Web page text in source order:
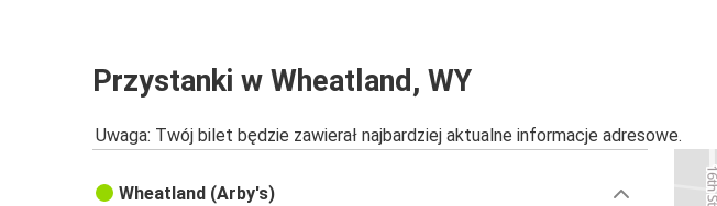
Przystanki w Wheatland, WY
Uwaga: Twój bilet będzie zawierał najbardziej aktualne informacje adresowe.
Wheatland (Arby's)